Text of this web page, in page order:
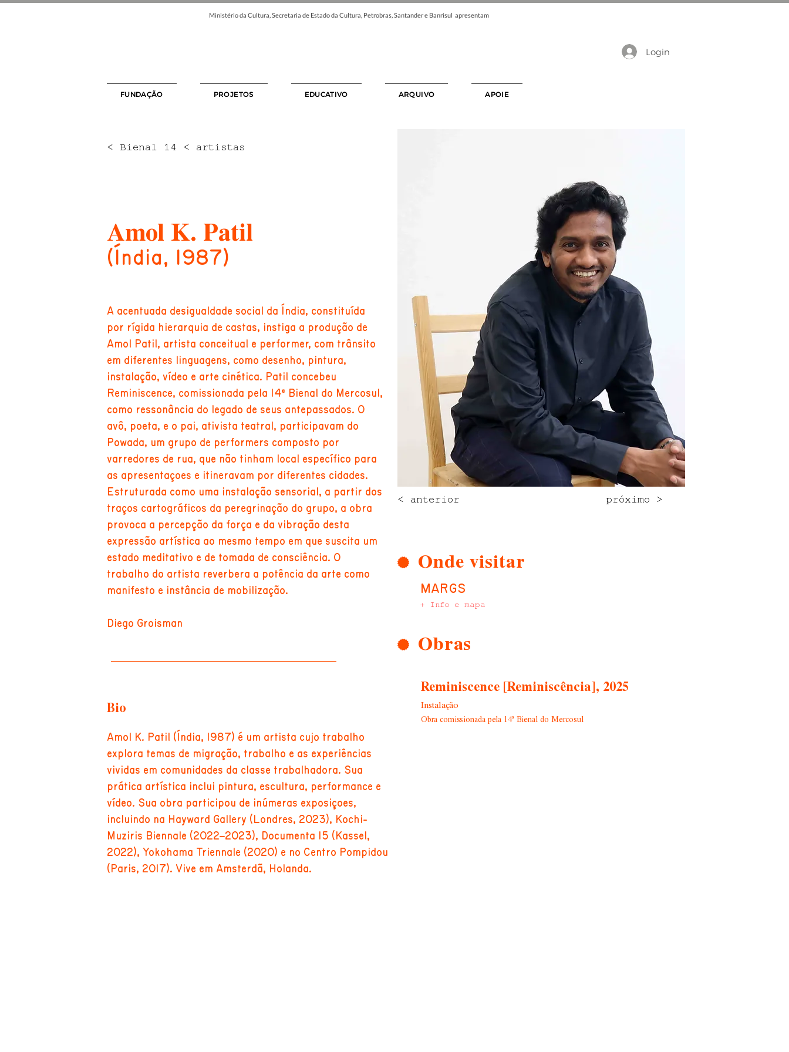
Ministério da Cultura, Secretaria de Estado da Cultura, Petrobras, Santander e Banrisul apresentam
Login
FUNDAÇÃO PROJETOS EDUCATIVO ARQUIVO APOIE
< Bienal 14 < artistas
Amol K. Patil
(Índia, 1987)
A acentuada desigualdade social da Índia, constituída
por rígida hierarquia de castas, instiga a produção de
Amol Patil, artista conceitual e performer, com trânsito
em diferentes linguagens, como desenho, pintura,
instalação, vídeo e arte cinética. Patil concebeu
Reminiscence, comissionada pela 14ª Bienal do Mercosul,
como ressonância do legado de seus antepassados. O
avô, poeta, e o pai, ativista teatral, participavam do
Powada, um grupo de performers composto por
varredores de rua, que não tinham local específico para
as apresentações e itineravam por diferentes cidades.
Estruturada como uma instalação sensorial, a partir dos
traços cartográficos da peregrinação do grupo, a obra
provoca a percepção da força e da vibração desta
expressão artística ao mesmo tempo em que suscita um
estado meditativo e de tomada de consciência. O
trabalho do artista reverbera a potência da arte como
manifesto e instância de mobilização.
Diego Groisman
Bio
Amol K. Patil (Índia, 1987) é um artista cujo trabalho
explora temas de migração, trabalho e as experiências
vividas em comunidades da classe trabalhadora. Sua
prática artística inclui pintura, escultura, performance e
vídeo. Sua obra participou de inúmeras exposições,
incluindo na Hayward Gallery (Londres, 2023), Kochi-
Muziris Biennale (2022–2023), Documenta 15 (Kassel,
2022), Yokohama Triennale (2020) e no Centro Pompidou
(Paris, 2017). Vive em Amsterdã, Holanda.
< anterior
Onde visitar
próximo >
MARGS
+ Info e mapa
Obras
Reminiscence [Reminiscência], 2025
Instalação
Obra comissionada pela 14ª Bienal do Mercosul